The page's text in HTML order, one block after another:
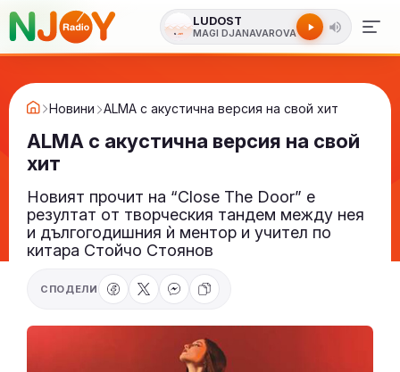
LUDOST
MAGI DJANAVAROVA
Новини ALMA с акустична версия на свой хит
ALMA с акустична версия на свой
хит
Новият прочит на “Close The Door” е
резултат от творческия тандем между нея
и дългогодишния ѝ ментор и учител по
китара Стойчо Стоянов
СПОДЕЛИ